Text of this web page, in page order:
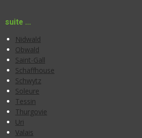
suite ...
Nidwald
Obwald
Saint-Gall
Schaffhouse
Schwytz
Soleure
Tessin
Thurgovie
Uri
Valais